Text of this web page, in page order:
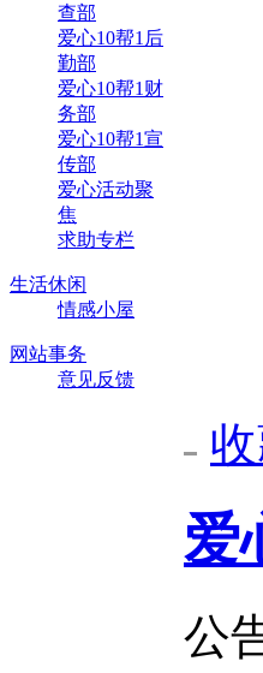
感谢
查部
爱心10帮1后
勤部
爱心10帮1财
务部
爱心10帮1宣
传部
爱心活动聚
焦
求助专栏
生活休闲
情感小屋
网站事务
意见反馈
爱
公